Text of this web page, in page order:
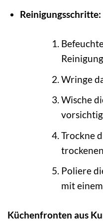
Reinigungsschritte:
Wringe
Wische
Trockne
Poliere
mit
Küchenfronten aus